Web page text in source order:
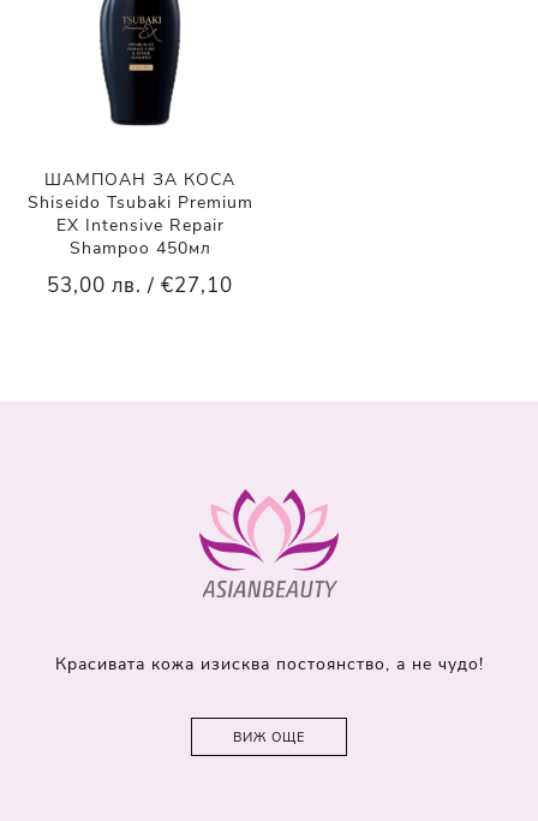
ШАМПОАН ЗА КОСА
Shiseido Tsubaki Premium
EX Intensive Repair
Shampoo 450мл
53,00 лв. / €27,10
Красивата кожа изисква постоянство, а не чудо!
ВИЖ ОЩЕ